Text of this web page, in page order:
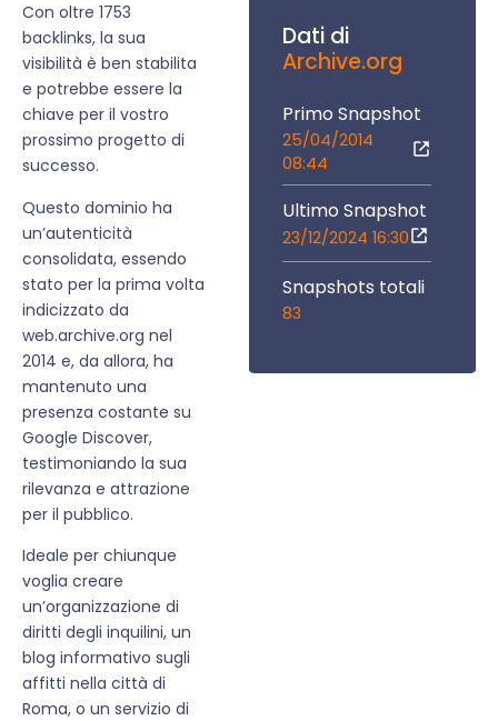
Con oltre 1753
backlinks, la sua
visibilità è ben stabilita
e potrebbe essere la
chiave per il vostro
prossimo progetto di
successo.
Questo dominio ha
un’autenticità
consolidata, essendo
stato per la prima volta
indicizzato da
web.archive.org nel
2014 e, da allora, ha
mantenuto una
presenza costante su
Google Discover,
testimoniando la sua
rilevanza e attrazione
per il pubblico.
Ideale per chiunque
voglia creare
un’organizzazione di
diritti degli inquilini, un
blog informativo sugli
affitti nella città di
Roma, o un servizio di
Dati di
Archive.org
Primo Snapshot
25/04/2014
08:44
Ultimo Snapshot
23/12/2024 16:30
Snapshots totali
83